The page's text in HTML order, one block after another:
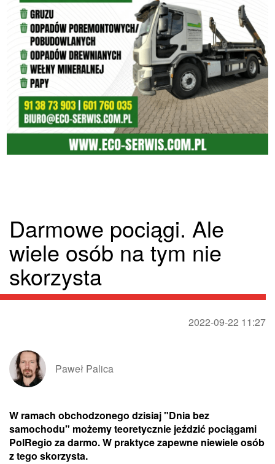
Darmowe pociągi. Ale
wiele osób na tym nie
skorzysta
2022-09-22 11:27
Paweł Palica
W ramach obchodzonego dzisiaj "Dnia bez
samochodu" możemy teoretycznie jeździć pociągami
PolRegio za darmo. W praktyce zapewne niewiele osób
z tego skorzysta.